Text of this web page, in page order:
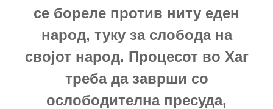
се бореле против ниту еден
народ, туку за слобода на
својот народ. Процесот во Хаг
треба да заврши со
ослободителна пресуда,